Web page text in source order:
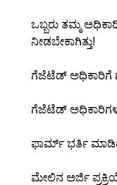
ಒಬ್ಬರು ತಮ್ಮ
ನೀಡಬೇಕಾಗಿತ್ತು!
ಗೆಜೆಟೆಡ್ ಅಧಿಕಾರಿಗೆ
ಗೆಜೆಟೆಡ್
ಫಾರ್ಮ್ ಭರ್ತಿ
ಮೇಲಿನ ಅರ್ಜಿ